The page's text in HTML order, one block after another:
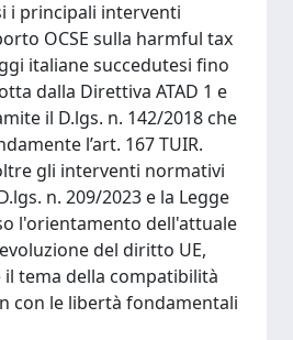
i principali interventi
OCSE sulla harmful tax
italiane succedutesi fino
dalla Direttiva ATAD 1 e
il D.lgs. n. 142/2018 che
l’art. 167 TUIR.
gli interventi normativi
n. 209/2023 e la Legge
l'orientamento dell'attuale
del diritto UE,
tema della compatibilità
con le libertà fondamentali